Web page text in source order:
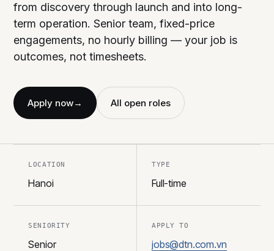
from discovery through launch and into long-
term operation. Senior team, fixed-price
engagements, no hourly billing — your job is
outcomes, not timesheets.
Apply now→ All open roles
LOCATION
Hanoi
TYPE
Full-time
SENIORITY
Senior
APPLY TO
jobs@dtn.com.vn